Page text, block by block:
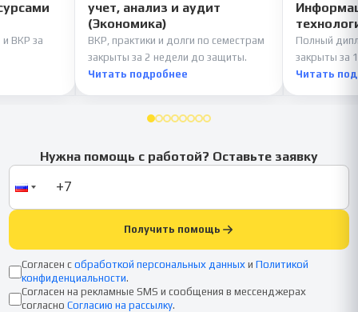
и ВКР за
учет, анализ и аудит
(Экономика)
ВКР, практики и долги по семестрам
закрыты за 2 недели до защиты.
Читать подробнее
Полный
закрыты за
Читать
Нужна помощь с работой? Оставьте заявку
Получить помощь
Согласен с обработкой персональных данных и Политикой
конфиденциальности.
Согласен на рекламные SMS и сообщения в мессенджерах
согласно Согласию на рассылку.